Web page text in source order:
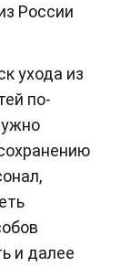
России
ухода из
по-
и далее